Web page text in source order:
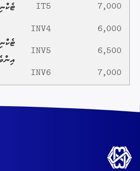
7,000
IT5
6,000
INV4
6,500
INV5
7,000
INV6